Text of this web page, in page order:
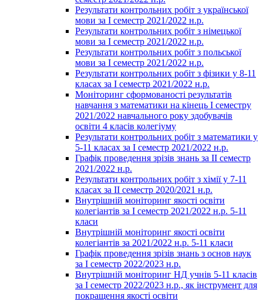
Результати контрольних робіт з української
мови за І семестр 2021/2022 н.р.
Результати контрольних робіт з німецької
мови за І семестр 2021/2022 н.р.
Результати контрольних робіт з польської
мови за І семестр 2021/2022 н.р.
Результати контрольних робіт з фізики у 8-11
класах за І семестр 2021/2022 н.р.
Моніторинг сформованості результатів
навчання з математики на кінець І семестру
2021/2022 навчального року здобувачів
освіти 4 класів колегіуму
Результати контрольних робіт з математики у
5-11 класах за І семестр 2021/2022 н.р.
Графік проведення зрізів знань за ІІ семестр
2021/2022 н.р.
Результати контрольних робіт з хімії у 7-11
класах за ІІ семестр 2020/2021 н.р.
Внутрішній моніторинг якості освіти
колегіантів за І семестр 2021/2022 н.р. 5-11
класи
Внутрішній моніторинг якості освіти
колегіантів за 2021/2022 н.р. 5-11 класи
Графік проведення зрізів знань з основ наук
за І семестр 2022/2023 н.р.
Внутрішній моніторинг НД учнів 5-11 класів
за І семестр 2022/2023 н.р., як інструмент для
покращення якості освіти